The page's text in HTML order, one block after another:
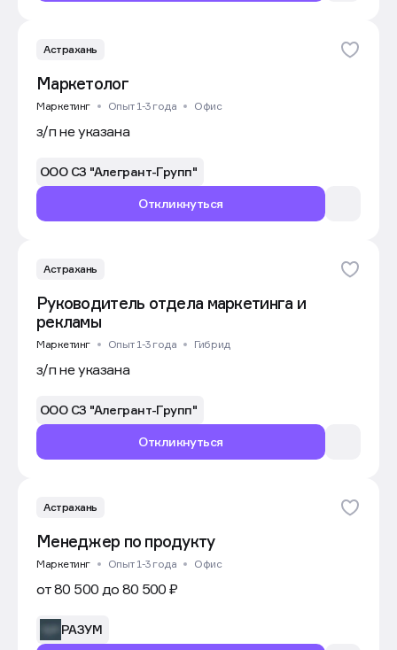
Астрахань
Маркетолог
Маркетинг Опыт 1-3 года Офис
з/п не указана
Откликнуться
ООО СЗ "Алегрант-Групп"
Астрахань
Руководитель отдела маркетинга и
рекламы
Маркетинг Опыт 1-3 года Гибрид
з/п не указана
Откликнуться
ООО СЗ "Алегрант-Групп"
Астрахань
Менеджер по продукту
Маркетинг Опыт 1-3 года Офис
от 80 500 до 80 500 ₽
РАЗУМ